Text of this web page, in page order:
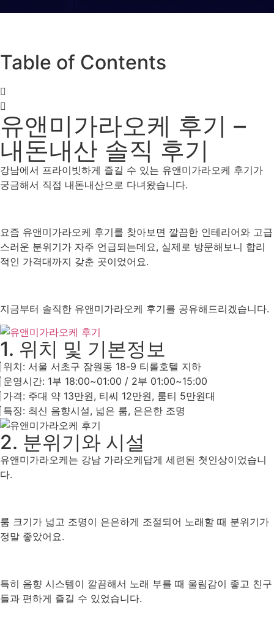
Table of Contents
유앤미가라오케 후기 –
내돈내산 솔직 후기
강남에서 프라이빗하게 즐길 수 있는 유앤미가라오케 후기가
궁금해서 직접 내돈내산으로 다녀왔습니다.
요즘 유앤미가라오케 후기를 찾아보면 깔끔한 인테리어와 고급
스러운 분위기가 자주 언급되는데요, 실제로 방문해보니 합리
적인 가격대까지 갖춘 곳이었어요.
지금부터 솔직한 유앤미가라오케 후기를 공유해드리겠습니다.
1. 위치 및 기본정보
위치: 서울 서초구 잠원동 18-9 티롤호텔 지하
운영시간: 1부 18:00~01:00 / 2부 01:00~15:00
가격: 주대 약 13만원, 티씨 12만원, 룸티 5만원대
특징: 최신 음향시설, 넓은 룸, 은은한 조명
2. 분위기와 시설
유앤미가라오케는 강남 가라오케답게 세련된 첫인상이었습니
다.
룸 크기가 넓고 조명이 은은하게 조절되어 노래할 때 분위기가
정말 좋았어요.
특히 음향 시스템이 깔끔해서 노래 부를 때 울림감이 좋고 친구
들과 편하게 즐길 수 있었습니다.